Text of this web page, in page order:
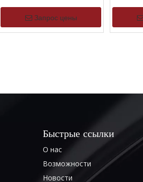
Запрос цены
Быстрые ссылки
О нас
Возможности
Новости